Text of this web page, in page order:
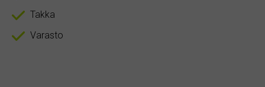
Takka
Varasto